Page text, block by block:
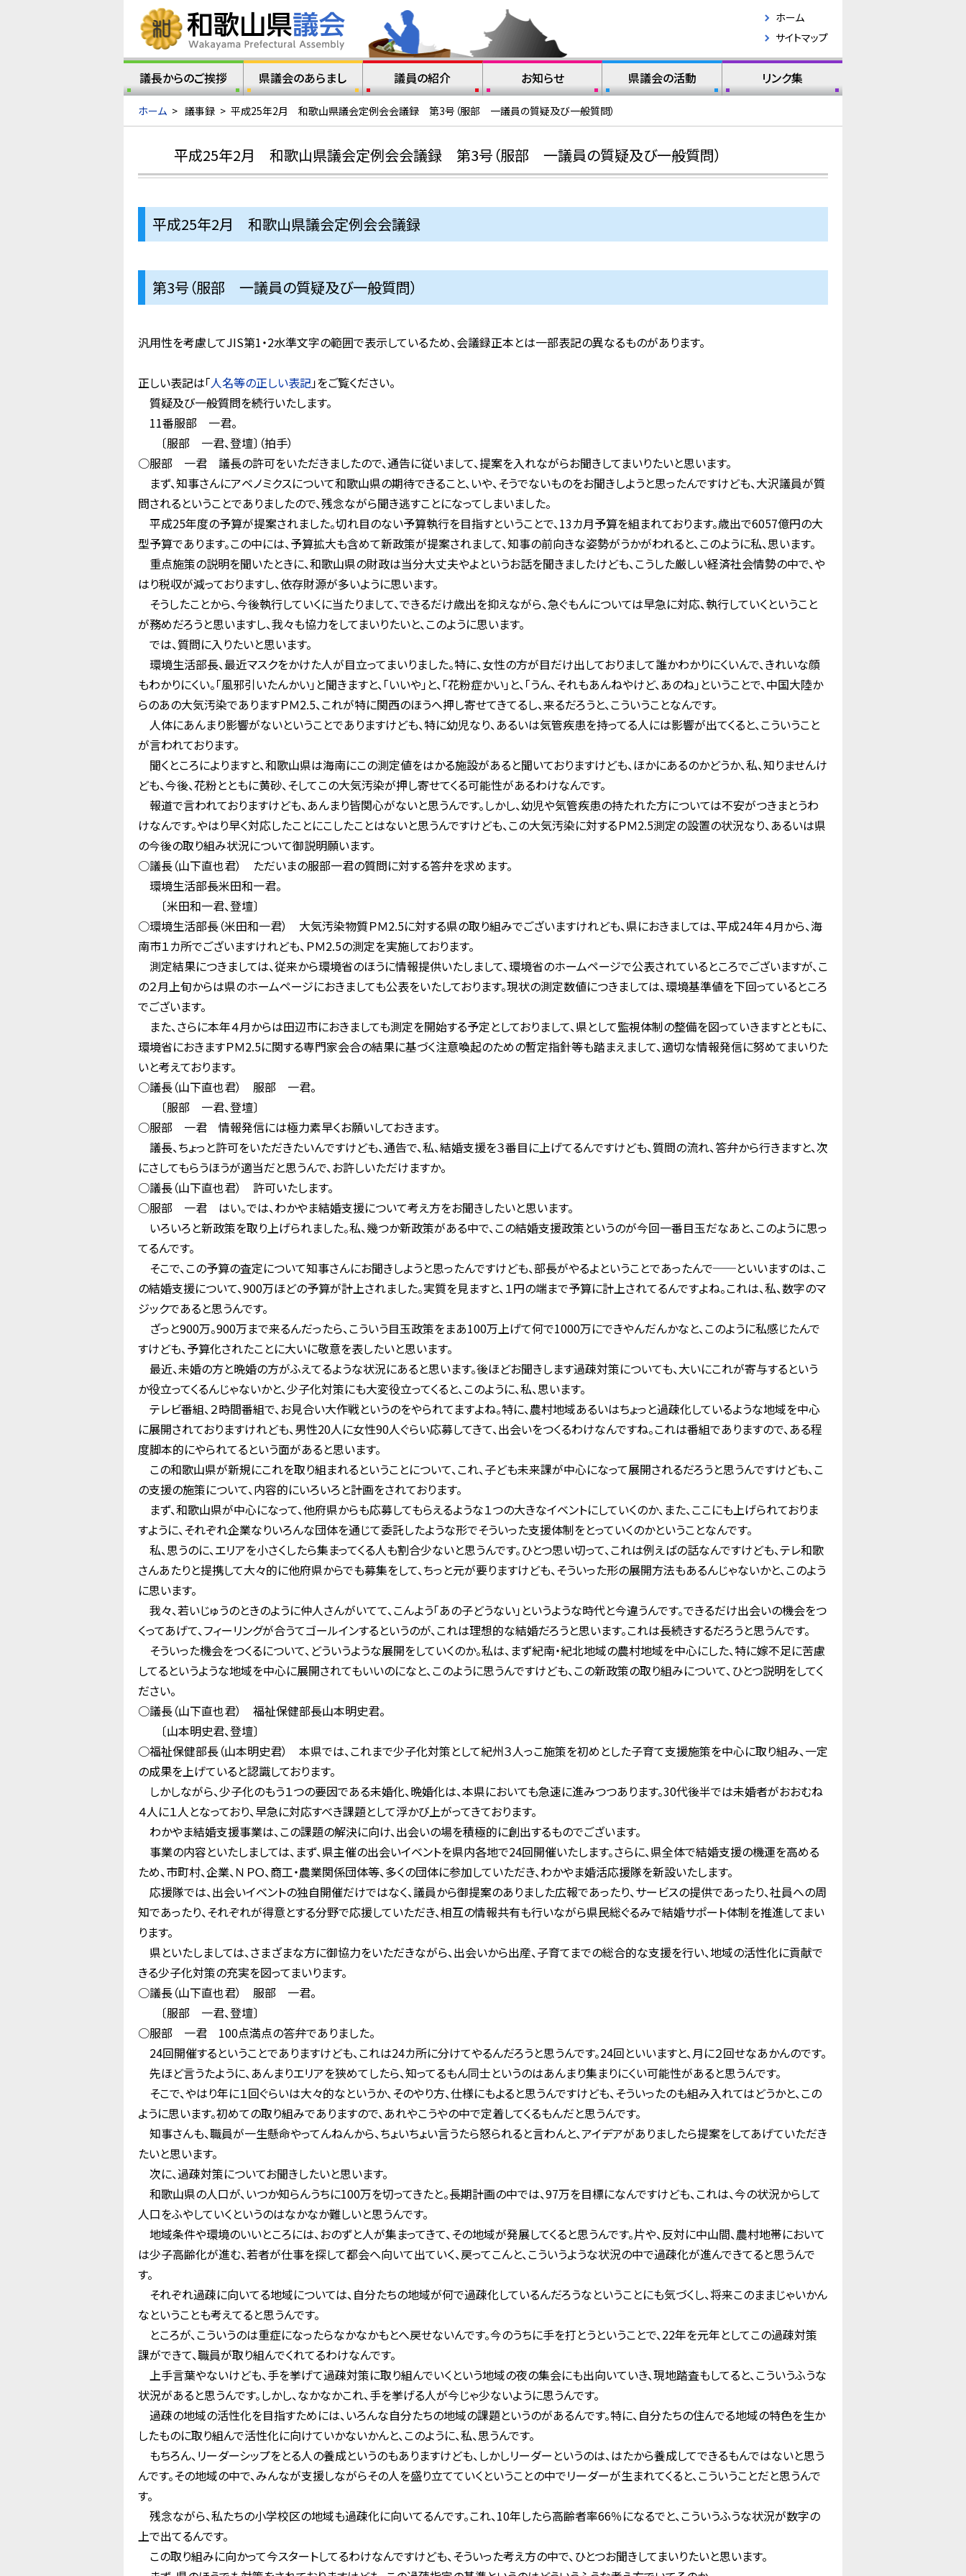
ホーム
サイトマップ
議長からのご挨拶 県議会のあらまし 議員の紹介 お知らせ 県議会の活動 リンク集
ホーム > 議事録 > 平成25年2月 和歌山県議会定例会会議録 第3号（服部 一議員の質疑及び一般質問）
平成25年2月 和歌山県議会定例会会議録 第3号（服部 一議員の質疑及び一般質問）
平成25年2月 和歌山県議会定例会会議録
第3号（服部 一議員の質疑及び一般質問）
汎用性を考慮してJIS第1・2水準文字の範囲で表示しているため、会議録正本とは一部表記の異なるものがあります。
正しい表記は「人名等の正しい表記」をご覧ください。
質疑及び一般質問を続行いたします。
11番服部 一君。
〔服部 一君、登壇〕（拍手）
○服部 一君 議長の許可をいただきましたので、通告に従いまして、提案を入れながらお聞きしてまいりたいと思います。
まず、知事さんにアベノミクスについて和歌山県の期待できること、いや、そうでないものをお聞きしようと思ったんですけども、大沢議員が質
問されるということでありましたので、残念ながら聞き逃すことになってしまいました。
平成25年度の予算が提案されました。切れ目のない予算執行を目指すということで、13カ月予算を組まれております。歳出で6057億円の大
型予算であります。この中には、予算拡大も含めて新政策が提案されまして、知事の前向きな姿勢がうかがわれると、このように私、思います。
重点施策の説明を聞いたときに、和歌山県の財政は当分大丈夫やよというお話を聞きましたけども、こうした厳しい経済社会情勢の中で、や
はり税収が減っておりますし、依存財源が多いように思います。
そうしたことから、今後執行していくに当たりまして、できるだけ歳出を抑えながら、急ぐもんについては早急に対応、執行していくということ
が務めだろうと思いますし、我々も協力をしてまいりたいと、このように思います。
では、質問に入りたいと思います。
環境生活部長、最近マスクをかけた人が目立ってまいりました。特に、女性の方が目だけ出しておりまして誰かわかりにくいんで、きれいな顔
もわかりにくい。「風邪引いたんかい」と聞きますと、「いいや」と、「花粉症かい」と、「うん、それもあんねやけど、あのね」ということで、中国大陸か
らのあの大気汚染でありますＰＭ2.5、これが特に関西のほうへ押し寄せてきてるし、来るだろうと、こういうことなんです。
人体にあんまり影響がないということでありますけども、特に幼児なり、あるいは気管疾患を持ってる人には影響が出てくると、こういうこと
が言われております。
聞くところによりますと、和歌山県は海南にこの測定値をはかる施設があると聞いておりますけども、ほかにあるのかどうか、私、知りませんけ
ども、今後、花粉とともに黄砂、そしてこの大気汚染が押し寄せてくる可能性があるわけなんです。
報道で言われておりますけども、あんまり皆関心がないと思うんです。しかし、幼児や気管疾患の持たれた方については不安がつきまとうわ
けなんです。やはり早く対応したことにこしたことはないと思うんですけども、この大気汚染に対するＰＭ2.5測定の設置の状況なり、あるいは県
の今後の取り組み状況について御説明願います。
○議長（山下直也君） ただいまの服部一君の質問に対する答弁を求めます。
環境生活部長米田和一君。
〔米田和一君、登壇〕
○環境生活部長（米田和一君） 大気汚染物質ＰＭ2.5に対する県の取り組みでございますけれども、県におきましては、平成24年４月から、海
南市１カ所でございますけれども、ＰＭ2.5の測定を実施しております。
測定結果につきましては、従来から環境省のほうに情報提供いたしまして、環境省のホームページで公表されているところでございますが、こ
の２月上旬からは県のホームページにおきましても公表をいたしております。現状の測定数値につきましては、環境基準値を下回っているところ
でございます。
また、さらに本年４月からは田辺市におきましても測定を開始する予定としておりまして、県として監視体制の整備を図っていきますとともに、
環境省におきますＰＭ2.5に関する専門家会合の結果に基づく注意喚起のための暫定指針等も踏まえまして、適切な情報発信に努めてまいりた
いと考えております。
○議長（山下直也君） 服部 一君。
〔服部 一君、登壇〕
○服部 一君 情報発信には極力素早くお願いしておきます。
議長、ちょっと許可をいただきたいんですけども、通告で、私、結婚支援を３番目に上げてるんですけども、質問の流れ、答弁から行きますと、次
にさしてもらうほうが適当だと思うんで、お許しいただけますか。
○議長（山下直也君） 許可いたします。
○服部 一君 はい。では、わかやま結婚支援について考え方をお聞きしたいと思います。
いろいろと新政策を取り上げられました。私、幾つか新政策がある中で、この結婚支援政策というのが今回一番目玉だなあと、このように思っ
てるんです。
そこで、この予算の査定について知事さんにお聞きしようと思ったんですけども、部長がやるよということであったんで──といいますのは、こ
の結婚支援について、900万ほどの予算が計上されました。実質を見ますと、１円の端まで予算に計上されてるんですよね。これは、私、数字のマ
ジックであると思うんです。
ざっと900万。900万まで来るんだったら、こういう目玉政策をまあ100万上げて何で1000万にできやんだんかなと、このように私感じたんで
すけども、予算化されたことに大いに敬意を表したいと思います。
最近、未婚の方と晩婚の方がふえてるような状況にあると思います。後ほどお聞きします過疎対策についても、大いにこれが寄与するという
か役立ってくるんじゃないかと、少子化対策にも大変役立ってくると、このように、私、思います。
テレビ番組、２時間番組で、お見合い大作戦というのをやられてますよね。特に、農村地域あるいはちょっと過疎化しているような地域を中心
に展開されておりますけれども、男性20人に女性90人ぐらい応募してきて、出会いをつくるわけなんですね。これは番組でありますので、ある程
度脚本的にやられてるという面があると思います。
この和歌山県が新規にこれを取り組まれるということについて、これ、子ども未来課が中心になって展開されるだろうと思うんですけども、こ
の支援の施策について、内容的にいろいろと計画をされております。
まず、和歌山県が中心になって、他府県からも応募してもらえるような１つの大きなイベントにしていくのか、また、ここにも上げられておりま
すように、それぞれ企業なりいろんな団体を通じて委託したような形でそういった支援体制をとっていくのかということなんです。
私、思うのに、エリアを小さくしたら集まってくる人も割合少ないと思うんです。ひとつ思い切って、これは例えばの話なんですけども、テレ和歌
さんあたりと提携して大々的に他府県からでも募集をして、ちっと元が要りますけども、そういった形の展開方法もあるんじゃないかと、このよう
に思います。
我々、若いじゅうのときのように仲人さんがいてて、こんよう「あの子どうない」というような時代と今違うんです。できるだけ出会いの機会をつ
くってあげて、フィーリングが合うてゴールインするというのが、これは理想的な結婚だろうと思います。これは長続きするだろうと思うんです。
そういった機会をつくるについて、どういうような展開をしていくのか。私は、まず紀南・紀北地域の農村地域を中心にした、特に嫁不足に苦慮
してるというような地域を中心に展開されてもいいのになと、このように思うんですけども、この新政策の取り組みについて、ひとつ説明をしてく
ださい。
○議長（山下直也君） 福祉保健部長山本明史君。
〔山本明史君、登壇〕
○福祉保健部長（山本明史君） 本県では、これまで少子化対策として紀州３人っこ施策を初めとした子育て支援施策を中心に取り組み、一定
の成果を上げていると認識しております。
しかしながら、少子化のもう１つの要因である未婚化、晩婚化は、本県においても急速に進みつつあります。30代後半では未婚者がおおむね
４人に１人となっており、早急に対応すべき課題として浮かび上がってきております。
わかやま結婚支援事業は、この課題の解決に向け、出会いの場を積極的に創出するものでございます。
事業の内容といたしましては、まず、県主催の出会いイベントを県内各地で24回開催いたします。さらに、県全体で結婚支援の機運を高める
ため、市町村、企業、ＮＰＯ、商工・農業関係団体等、多くの団体に参加していただき、わかやま婚活応援隊を新設いたします。
応援隊では、出会いイベントの独自開催だけではなく、議員から御提案のありました広報であったり、サービスの提供であったり、社員への周
知であったり、それぞれが得意とする分野で応援していただき、相互の情報共有も行いながら県民総ぐるみで結婚サポート体制を推進してまい
ります。
県といたしましては、さまざまな方に御協力をいただきながら、出会いから出産、子育てまでの総合的な支援を行い、地域の活性化に貢献で
きる少子化対策の充実を図ってまいります。
○議長（山下直也君） 服部 一君。
〔服部 一君、登壇〕
○服部 一君 100点満点の答弁でありました。
24回開催するということでありますけども、これは24カ所に分けてやるんだろうと思うんです。24回といいますと、月に２回せなあかんのです。
先ほど言うたように、あんまりエリアを狭めてしたら、知ってるもん同士というのはあんまり集まりにくい可能性があると思うんです。
そこで、やはり年に１回ぐらいは大々的なというか、そのやり方、仕様にもよると思うんですけども、そういったのも組み入れてはどうかと、この
ように思います。初めての取り組みでありますので、あれやこうやの中で定着してくるもんだと思うんです。
知事さんも、職員が一生懸命やってんねんから、ちょいちょい言うたら怒られると言わんと、アイデアがありましたら提案をしてあげていただき
たいと思います。
次に、過疎対策についてお聞きしたいと思います。
和歌山県の人口が、いつか知らんうちに100万を切ってきたと。長期計画の中では、97万を目標になんですけども、これは、今の状況からして
人口をふやしていくというのはなかなか難しいと思うんです。
地域条件や環境のいいところには、おのずと人が集まってきて、その地域が発展してくると思うんです。片や、反対に中山間、農村地帯において
は少子高齢化が進む、若者が仕事を探して都会へ向いて出ていく、戻ってこんと、こういうような状況の中で過疎化が進んできてると思うんで
す。
それぞれ過疎に向いてる地域については、自分たちの地域が何で過疎化しているんだろうなということにも気づくし、将来このままじゃいかん
なということも考えてると思うんです。
ところが、こういうのは重症になったらなかなかもとへ戻せないんです。今のうちに手を打とうということで、22年を元年としてこの過疎対策
課ができて、職員が取り組んでくれてるわけなんです。
上手言葉やないけども、手を挙げて過疎対策に取り組んでいくという地域の夜の集会にも出向いていき、現地踏査もしてると、こういうふうな
状況があると思うんです。しかし、なかなかこれ、手を挙げる人が今じゃ少ないように思うんです。
過疎の地域の活性化を目指すためには、いろんな自分たちの地域の課題というのがあるんです。特に、自分たちの住んでる地域の特色を生か
したものに取り組んで活性化に向けていかないかんと、このように、私、思うんです。
もちろん、リーダーシップをとる人の養成というのもありますけども、しかしリーダーというのは、はたから養成してできるもんではないと思う
んです。その地域の中で、みんなが支援しながらその人を盛り立てていくということの中でリーダーが生まれてくると、こういうことだと思うんで
す。
残念ながら、私たちの小学校区の地域も過疎化に向いてるんです。これ、10年したら高齢者率66％になるでと、こういうふうな状況が数字の
上で出てるんです。
この取り組みに向かって今スタートしてるわけなんですけども、そういった考え方の中で、ひとつお聞きしてまいりたいと思います。